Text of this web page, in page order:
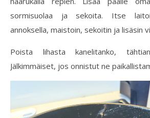
sormisuolaa ja sekoita. Itse
annoksella, maistoin, sekoitin ja lisäsin
Poista lihasta kanelitanko,
Jälkimmäiset, jos onnistut ne